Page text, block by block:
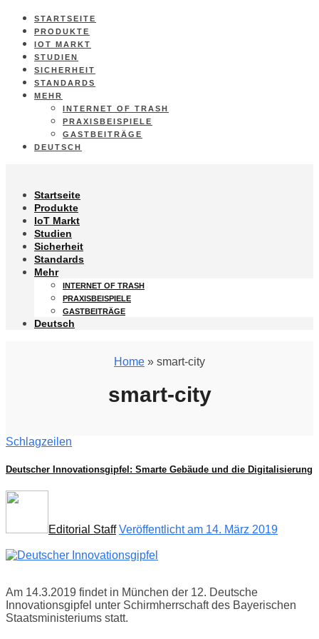
STARTSEITE
PRODUKTE
IOT MARKT
STUDIEN
SICHERHEIT
STANDARDS
MEHR
INTERNET OF TRASH
PRAXISBEISPIELE
GASTBEITRÄGE
DEUTSCH
Startseite
Produkte
IoT Markt
Studien
Sicherheit
Standards
Mehr
INTERNET OF TRASH
PRAXISBEISPIELE
GASTBEITRÄGE
Deutsch
Home » smart-city
smart-city
Schlagzeilen
Deutscher Innovationsgipfel: Smarte Gebäude und die Digitalisierung
Editorial Staff Veröffentlicht am 14. März 2019
Am 14.3.2019 findet in München der 12. Deutsche
Innovationsgipfel unter Schirmherrschaft des Bayerischen
Staatsministeriums statt.